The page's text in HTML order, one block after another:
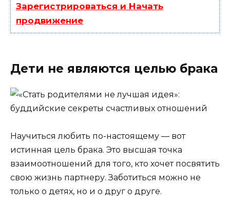
Зарегистрироваться и Начать
продвижение
Дети не являются целью брака
Научиться любить по-настоящему — вот
истинная цель брака. Это высшая точка
взаимоотношений для того, кто хочет посвятить
свою жизнь партнеру. Заботиться можно не
только о детях, но и о друг о друге.